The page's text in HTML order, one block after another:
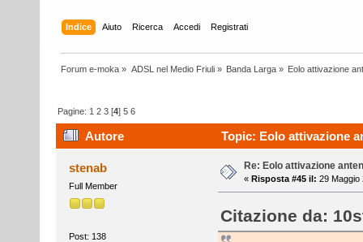
Indice Aiuto Ricerca Accedi Registrati
Forum e-moka » ADSL nel Medio Friuli» Banda Larga» Eolo attivazione
Pagine: 1 2 3 [4]5 6
Autore Topic: Eolo attivazione
stenab
Full Member
Post: 138
Re: Eolo attivazione
« Risposta #45 il: 29 Maggio
Citazione da: